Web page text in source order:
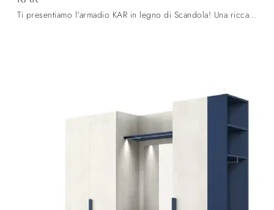
Ti presentiamo l'armadio KAR in legno di Scandola! Una ricca gamma di armadi a muro con ante battenti.